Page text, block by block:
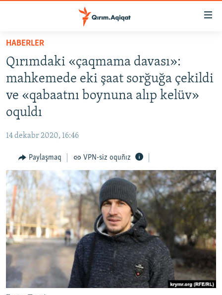
Esas
qaytmaq
Baş
navigatsiyağa
qaytmaq
Qıdıruvğa
HABERLER
SİYASET
İQTİSADİYAT
CEMİYET
İNSAN AQLARI
VİDEO
SÜRET
BLOGLAR
FİKİR
Русский
Українською
QOŞULIÑIZ!
HABERLER
Qırımdaki «çaqmama davası»:
mahkemede eki şaat sorğuğa çekildi
ve «qabaatnı boynuna alıp kelüv»
oquldı
14 dekabr 2020, 16:46
Paylaşmaq VPN-siz oquñız